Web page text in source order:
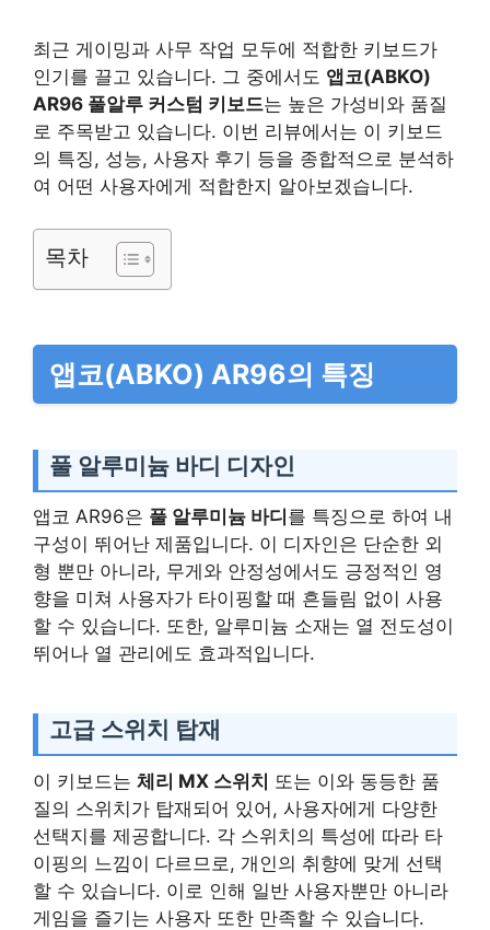
최근 게이밍과 사무 작업 모두에 적합한 키보드가
인기를 끌고 있습니다. 그 중에서도 앱코(ABKO)
AR96 풀알루 커스텀 키보드는 높은 가성비와 품질
로 주목받고 있습니다. 이번 리뷰에서는 이 키보드
의 특징, 성능, 사용자 후기 등을 종합적으로 분석하
여 어떤 사용자에게 적합한지 알아보겠습니다.
목차
앱코(ABKO) AR96의 특징
풀 알루미늄 바디 디자인
앱코 AR96은 풀 알루미늄 바디 를 특징으로 하여 내
구성이 뛰어난 제품입니다. 이 디자인은 단순한 외
형 뿐만 아니라, 무게와 안정성에서도 긍정적인 영
향을 미쳐 사용자가 타이핑할 때 흔들림 없이 사용
할 수 있습니다. 또한, 알루미늄 소재는 열 전도성이
뛰어나 열 관리에도 효과적입니다.
고급 스위치 탑재
이 키보드는 체리 MX 스위치 또는 이와 동등한 품
질의 스위치가 탑재되어 있어, 사용자에게 다양한
선택지를 제공합니다. 각 스위치의 특성에 따라 타
이핑의 느낌이 다르므로, 개인의 취향에 맞게 선택
할 수 있습니다. 이로 인해 일반 사용자뿐만 아니라
게임을 즐기는 사용자 또한 만족할 수 있습니다.